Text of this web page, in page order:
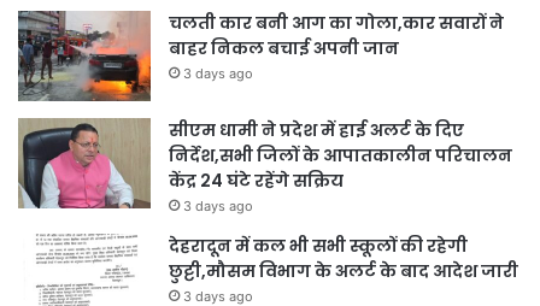
चलती कार बनी आग का गोला,कार सवारों ने
बाहर निकल बचाई अपनी जान
3 days ago
सीएम धामी ने प्रदेश में हाई अलर्ट के दिए
निर्देश,सभी जिलों के आपातकालीन परिचालन
केंद्र 24 घंटे रहेंगे सक्रिय
3 days ago
देहरादून में कल भी सभी स्कूलों की रहेगी
छुट्टी,मौसम विभाग के अलर्ट के बाद आदेश जारी
3 days ago